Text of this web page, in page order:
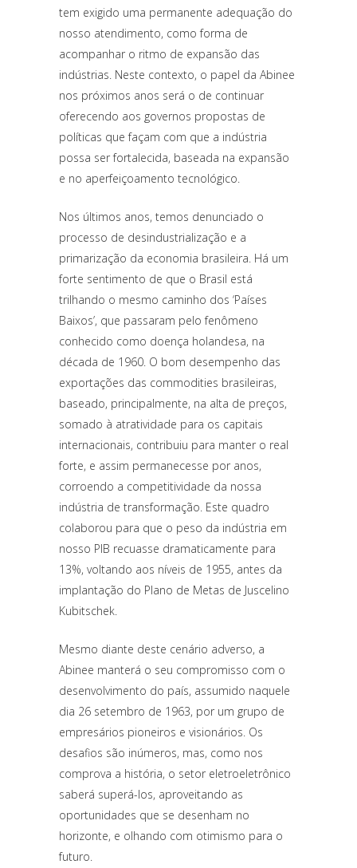
tem exigido uma permanente adequação do
nosso atendimento, como forma de
acompanhar o ritmo de expansão das
indústrias. Neste contexto, o papel da Abinee
nos próximos anos será o de continuar
oferecendo aos governos propostas de
políticas que façam com que a indústria
possa ser fortalecida, baseada na expansão
e no aperfeiçoamento tecnológico.
Nos últimos anos, temos denunciado o
processo de desindustrialização e a
primarização da economia brasileira. Há um
forte sentimento de que o Brasil está
trilhando o mesmo caminho dos ‘Países
Baixos’, que passaram pelo fenômeno
conhecido como doença holandesa, na
década de 1960. O bom desempenho das
exportações das commodities brasileiras,
baseado, principalmente, na alta de preços,
somado à atratividade para os capitais
internacionais, contribuiu para manter o real
forte, e assim permanecesse por anos,
corroendo a competitividade da nossa
indústria de transformação. Este quadro
colaborou para que o peso da indústria em
nosso PIB recuasse dramaticamente para
13%, voltando aos níveis de 1955, antes da
implantação do Plano de Metas de Juscelino
Kubitschek.
Mesmo diante deste cenário adverso, a
Abinee manterá o seu compromisso com o
desenvolvimento do país, assumido naquele
dia 26 setembro de 1963, por um grupo de
empresários pioneiros e visionários. Os
desafios são inúmeros, mas, como nos
comprova a história, o setor eletroeletrônico
saberá superá-los, aproveitando as
oportunidades que se desenham no
horizonte, e olhando com otimismo para o
futuro.